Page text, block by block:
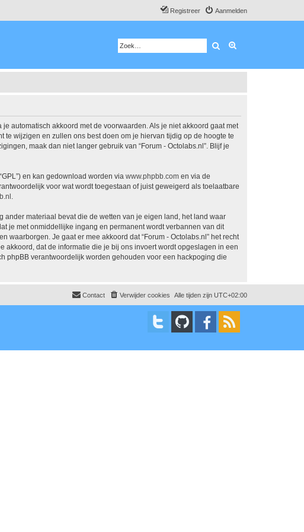
Aanmelden
Registreer
Zoek
je automatisch akkoord met de voorwaarden. Als je niet akkoord gaat met
te wijzigen en zullen ons best doen om je hiervan tijdig op de hoogte te
maak dan niet langer gebruik van “Forum - Octolabs.nl”. Blijf je
en kan gedownload worden via www.phpbb.com en via de
voor wat wordt toegestaan of juist geweigerd als toelaatbare
.
materiaal bevat die de wetten van je eigen land, het land waar
je met onmiddellijke ingang en permanent wordt verbannen van dit
Je gaat er mee akkoord dat “Forum - Octolabs.nl” het recht
akkoord, dat de informatie die je bij ons invoert wordt opgeslagen in een
phpBB verantwoordelijk worden gehouden voor een hackpoging die
Alle tijden zijn UTC+02:00
Verwijder cookies
Contact